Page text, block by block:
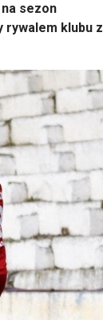
sezon
rywalem klubu z